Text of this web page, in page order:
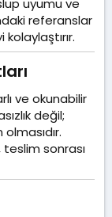
uyumu ve
referanslar
ve okunabilir
değil;
sonrası